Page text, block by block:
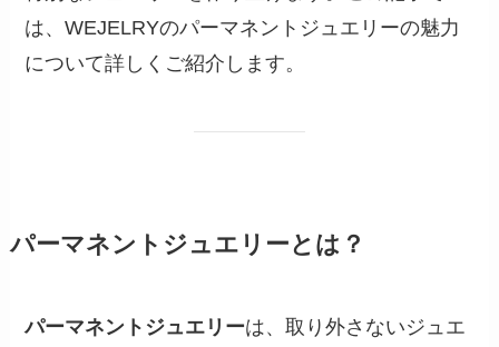
は、WEJELRYのパーマネントジュエリーの魅力
について詳しくご紹介します。
パーマネントジュエリーとは？
パーマネントジュエリーは、取り外さないジュエ